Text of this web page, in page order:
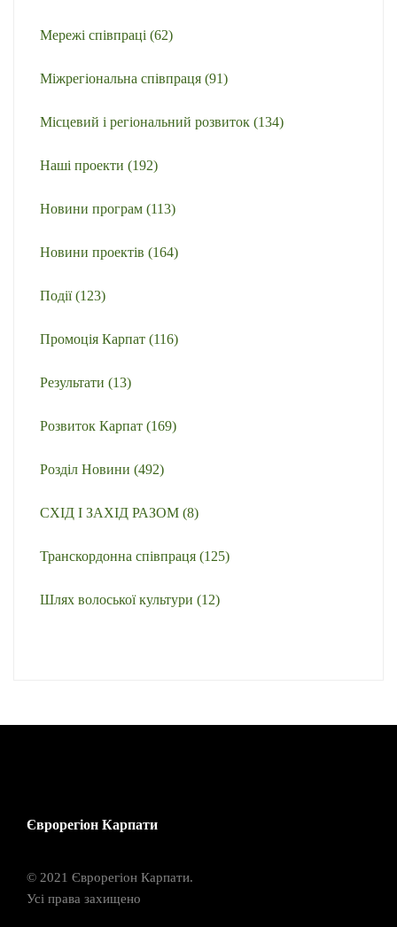
Мережі співпраці (62)
Міжрегіональна співпраця (91)
Місцевий і регіональний розвиток (134)
Наші проекти (192)
Новини програм (113)
Новини проектів (164)
Події(123)
Промоція Карпат (116)
Результати (13)
Розвиток Карпат (169)
Розділ Новини (492)
СХІД І ЗАХІД РАЗОМ (8)
Транскордонна співпраця (125)
Шлях волоської культури (12)
Єврорегіон Карпати
© 2021 Єврорегіон Карпати.
Усі права захищено